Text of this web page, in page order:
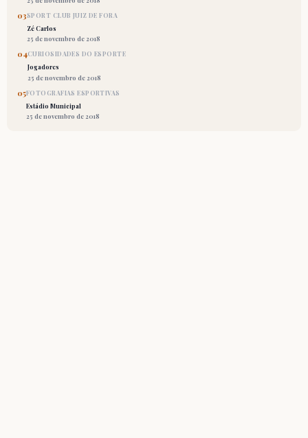
03SPORT CLUB JUIZ DE FORA
Zé Carlos
25 de novembro de 2018
04CURIOSIDADES DO ESPORTE
Jogadores
25 de novembro de 2018
05FOTOGRAFIAS ESPORTIVAS
Estádio Municipal
25 de novembro de 2018